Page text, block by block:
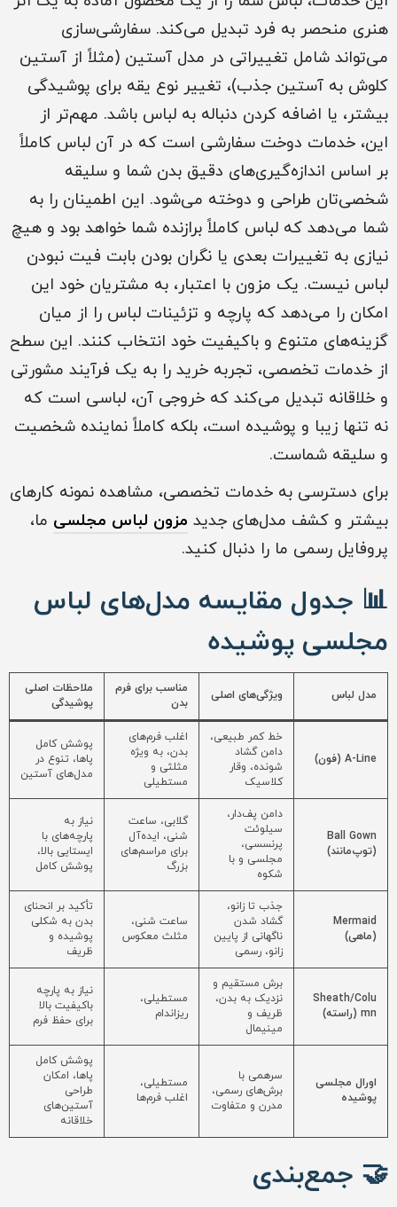
هنری منحصر به فرد تبدیل می‌کند. سفارشی‌سازی
می‌تواند شامل تغییراتی در مدل آستین (مثلاً از آستین
کلوش به آستین جذب)، تغییر نوع یقه برای پوشیدگی
بیشتر، یا اضافه کردن دنباله به لباس باشد. مهم‌تر از
این، خدمات دوخت سفارشی است که در آن لباس کاملاً
بر اساس اندازه‌گیری‌های دقیق بدن شما و سلیقه
شخصی‌تان طراحی و دوخته می‌شود. این اطمینان را به
شما می‌دهد که لباس کاملاً برازنده شما خواهد بود و هیچ
نیازی به تغییرات بعدی یا نگران بودن بابت فیت نبودن
لباس نیست. یک مزون با اعتبار، به مشتریان خود این
امکان را می‌دهد که پارچه و تزئینات لباس را از میان
گزینه‌های متنوع و باکیفیت خود انتخاب کنند. این سطح
از خدمات تخصصی، تجربه خرید را به یک فرآیند مشورتی
و خلاقانه تبدیل می‌کند که خروجی آن، لباسی است که
نه تنها زیبا و پوشیده است، بلکه کاملاً نماینده شخصیت
و سلیقه شماست.
برای دسترسی به خدمات تخصصی، مشاهده نمونه‌ کارهای
بیشتر و کشف مدل‌های جدید مزون لباس مجلسی ما،
پروفایل رسمی ما را دنبال کنید.
📊 جدول مقایسه مدل‌های لباس
مجلسی پوشیده
مدل لباس ویژگی‌های اصلی
مناسب برای فرم
بدن
ملاحظات اصلی
پوشیدگی
A-Line (فون)
خط کمر طبیعی،
دامن گشاد
شونده، وقار
کلاسیک
اغلب فرم‌های
بدن، به ویژه
مثلثی و
مستطیلی
پوشش کامل
پاها، تنوع در
مدل‌های آستین
Ball Gown
(توپ‌مانند)
دامن پف‌دار،
سیلوئت
پرنسسی،
مجلسی و با
شکوه
گلابی، ساعت
شنی، ایده‌آل
برای مراسم‌های
بزرگ
نیاز به
پارچه‌های با
ایستایی بالا،
پوشش کامل
Mermaid
(ماهی)
جذب تا زانو،
گشاد شدن
ناگهانی از پایین
زانو، رسمی
ساعت شنی،
مثلث معکوس
تأکید بر انحنای
بدن به شکلی
پوشیده و
ظریف
Sheath/Colu
mn (راسته)
برش مستقیم و
نزدیک به بدن،
ظریف و
مینیمال
مستطیلی،
ریزاندام
نیاز به پارچه
باکیفیت بالا
برای حفظ فرم
اورال مجلسی
پوشیده
سرهمی با
برش‌های رسمی،
مدرن و متفاوت
مستطیلی،
اغلب فرم‌ها
پوشش کامل
پاها، امکان
طراحی
آستین‌های
خلاقانه
🤝 جمع‌بندی